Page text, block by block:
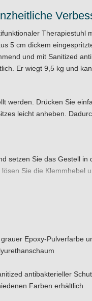
5 cm dickem
und mit Sanitized
Er wiegt 9,5 kg und
werden. Drücken Sie
leicht anheben.
setzen Sie das Gestell
Sie die
M-2 gemäß den
Der Schaumstoff
gerne für Sie da.
Epoxy-Pulverfarbe
antibakterieller
Farben erhältlich